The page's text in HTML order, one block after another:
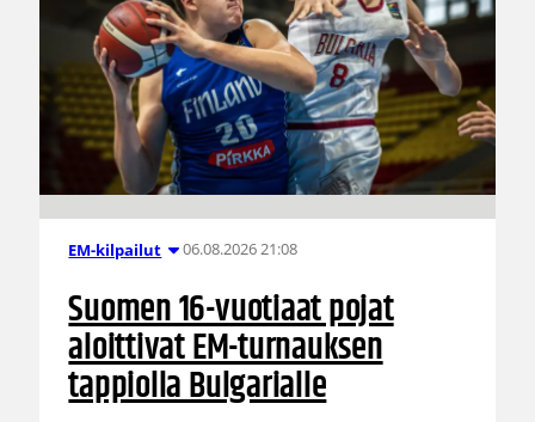
EM-kilpailut 06.08.2026 21:08
Suomen 16-vuotiaat pojat
aloittivat EM-turnauksen
tappiolla Bulgarialle